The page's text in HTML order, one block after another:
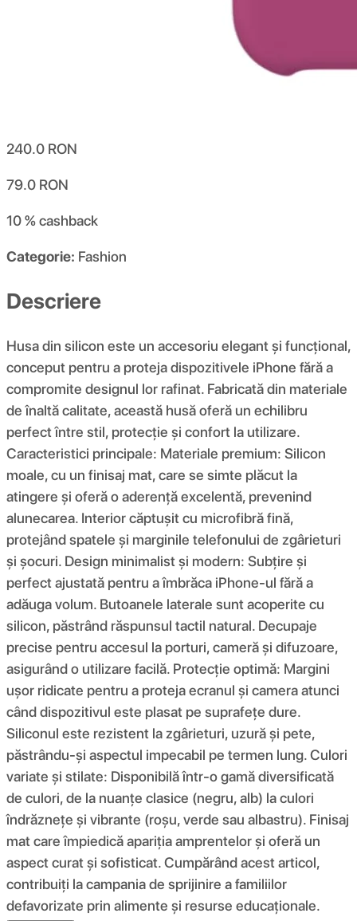
240.0 RON
79.0 RON
10 %cashback
Categorie: Fashion
Descriere
Husa din silicon este un accesoriu elegant și funcțional,
conceput pentru a proteja dispozitivele iPhone fără a
compromite designul lor rafinat. Fabricată din materiale
de înaltă calitate, această husă oferă un echilibru
perfect între stil, protecție și confort la utilizare.
Caracteristici principale: Materiale premium: Silicon
moale, cu un finisaj mat, care se simte plăcut la
atingere și oferă o aderență excelentă, prevenind
alunecarea. Interior căptușit cu microfibră fină,
protejând spatele și marginile telefonului de zgârieturi
și șocuri. Design minimalist și modern: Subțire și
perfect ajustată pentru a îmbrăca iPhone-ul fără a
adăuga volum. Butoanele laterale sunt acoperite cu
silicon, păstrând răspunsul tactil natural. Decupaje
precise pentru accesul la porturi, cameră și difuzoare,
asigurând o utilizare facilă. Protecție optimă: Margini
ușor ridicate pentru a proteja ecranul și camera atunci
când dispozitivul este plasat pe suprafețe dure.
Siliconul este rezistent la zgârieturi, uzură și pete,
păstrându-și aspectul impecabil pe termen lung. Culori
variate și stilate: Disponibilă într-o gamă diversificată
de culori, de la nuanțe clasice (negru, alb) la culori
îndrăznețe și vibrante (roșu, verde sau albastru). Finisaj
mat care împiedică apariția amprentelor și oferă un
aspect curat și sofisticat. Cumpărând acest articol,
contribuiți la campania de sprijinire a familiilor
defavorizate prin alimente și resurse educaționale.